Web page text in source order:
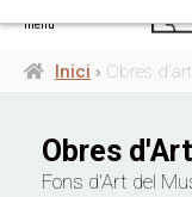
menú
Inici Obres d'art
Obres d'Art
Fons d'Art del